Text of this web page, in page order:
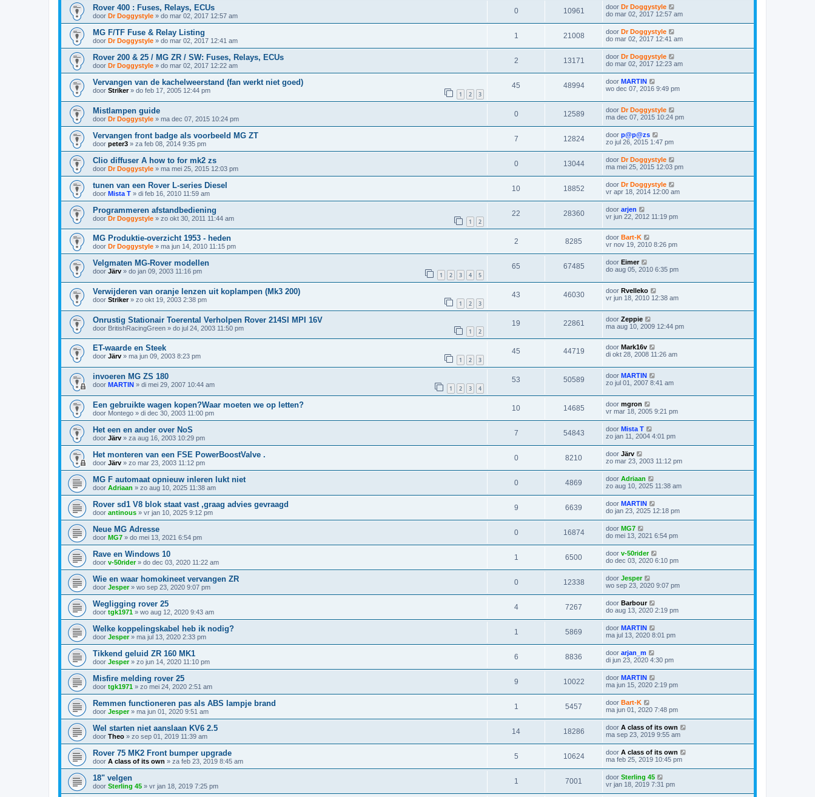
Rover 400 : Fuses, Relays, ECUs
door Dr Doggystyle » do mar 02, 2017 12:57 am
0 10961 door Dr Doggystyle
do mar 02, 2017 12:57 am
MG F/TF Fuse & Relay Listing
door Dr Doggystyle » do mar 02, 2017 12:41 am
1 21008 door Dr Doggystyle
do mar 02, 2017 12:41 am
Rover 200 & 25 / MG ZR / SW: Fuses, Relays, ECUs
door Dr Doggystyle » do mar 02, 2017 12:22 am
2 13171 door Dr Doggystyle
do mar 02, 2017 12:23 am
Vervangen van de kachelweerstand (fan werkt niet goed)
door Striker» do feb 17, 2005 12:44 pm 1 2 3
45 48994 door MARTIN
wo dec 07, 2016 9:49 pm
Mistlampen guide
door Dr Doggystyle » ma dec 07, 2015 10:24 pm
0 12589 door Dr Doggystyle
ma dec 07, 2015 10:24 pm
Vervangen front badge als voorbeeld MG ZT
door peter3 » za feb 08, 2014 9:35 pm
7 12824 door p@p@zs
zo jul 26, 2015 1:47 pm
Clio diffuser A how to for mk2 zs
door Dr Doggystyle » ma mei 25, 2015 12:03 pm
0 13044 door Dr Doggystyle
ma mei 25, 2015 12:03 pm
tunen van een Rover L-series Diesel
door Mista T » di feb 16, 2010 11:59 am
10 18852 door Dr Doggystyle
vr apr 18, 2014 12:00 am
Programmeren afstandbediening
door Dr Doggystyle » zo okt 30, 2011 11:44 am 1 2
22 28360 door arjen
vr jun 22, 2012 11:19 pm
MG Produktie-overzicht 1953 - heden
door Dr Doggystyle » ma jun 14, 2010 11:15 pm
2 8285 door Bart-K
vr nov 19, 2010 8:26 pm
Velgmaten MG-Rover modellen
door Järv » do jan 09, 2003 11:16 pm 1 2 3 4 5
65 67485 door Eimer
do aug 05, 2010 6:35 pm
Verwijderen van oranje lenzen uit koplampen (Mk3 200)
door Striker» zo okt 19, 2003 2:38 pm 1 2 3
43 46030 door Rvelleko
vr jun 18, 2010 12:38 am
Onrustig Stationair Toerental Verholpen Rover 214SI MPI 16V
door BritishRacingGreen » do jul 24, 2003 11:50 pm 1 2
19 22861 door Zeppie
ma aug 10, 2009 12:44 pm
ET-waarde en Steek
door Järv » ma jun 09, 2003 8:23 pm 1 2 3
45 44719 door Mark16v
di okt 28, 2008 11:26 am
invoeren MG ZS 180
door MARTIN » di mei 29, 2007 10:44 am 1 2 3 4
53 50589 door MARTIN
zo jul 01, 2007 8:41 am
Een gebruikte wagen kopen?Waar moeten we op letten?
door Montego » di dec 30, 2003 11:00 pm
10 14685 door mgron
vr mar 18, 2005 9:21 pm
Het een en ander over NoS
door Järv » za aug 16, 2003 10:29 pm
7 54843 door Mista T
zo jan 11, 2004 4:01 pm
Het monteren van een FSE PowerBoostValve .
door Järv » zo mar 23, 2003 11:12 pm
0 8210 door Järv
zo mar 23, 2003 11:12 pm
MG F automaat opnieuw inleren lukt niet
door Adriaan » zo aug 10, 2025 11:38 am
0 4869 door Adriaan
zo aug 10, 2025 11:38 am
Rover sd1 V8 blok staat vast ,graag advies gevraagd
door antinous » vr jan 10, 2025 9:12 pm
9 6639 door MARTIN
do jan 23, 2025 12:18 pm
Neue MG Adresse
door MG7 » do mei 13, 2021 6:54 pm
0 16874 door MG7
do mei 13, 2021 6:54 pm
Rave en Windows 10
door v-50rider» do dec 03, 2020 11:22 am
1 6500 door v-50rider
do dec 03, 2020 6:10 pm
Wie en waar homokineet vervangen ZR
door Jesper» wo sep 23, 2020 9:07 pm
0 12338 door Jesper
wo sep 23, 2020 9:07 pm
Wegligging rover 25
door tgk1971 » wo aug 12, 2020 9:43 am
4 7267 door Barbour
do aug 13, 2020 2:19 pm
Welke koppelingskabel heb ik nodig?
door Jesper» ma jul 13, 2020 2:33 pm
1 5869 door MARTIN
ma jul 13, 2020 8:01 pm
Tikkend geluid ZR 160 MK1
door Jesper» zo jun 14, 2020 11:10 pm
6 8836 door arjan_m
di jun 23, 2020 4:30 pm
Misfire melding rover 25
door tgk1971 » zo mei 24, 2020 2:51 am
9 10022 door MARTIN
ma jun 15, 2020 2:19 pm
Remmen functioneren pas als ABS lampje brand
door Jesper» ma jun 01, 2020 9:51 am
1 5457 door Bart-K
ma jun 01, 2020 7:48 pm
Wel starten niet aanslaan KV6 2.5
door Theo » zo sep 01, 2019 11:39 am
14 18286 door A class of its own
ma sep 23, 2019 9:55 am
Rover 75 MK2 Front bumper upgrade
door A class of its own » za feb 23, 2019 8:45 am
5 10624 door A class of its own
ma feb 25, 2019 10:45 pm
18" velgen
door Sterling 45 » vr jan 18, 2019 7:25 pm
1 7001 door Sterling 45
vr jan 18, 2019 7:31 pm